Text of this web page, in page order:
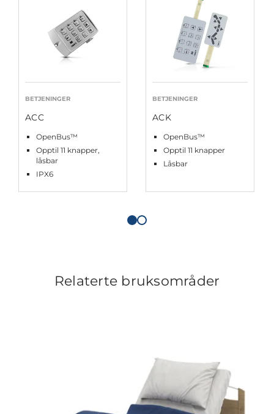
BETJENINGER
ACC
OpenBus™
Opptil 11 knapper,
låsbar
IPX6
BETJENINGER
ACK
OpenBus™
Opptil 11 knapper
Låsbar
Relaterte bruksområder